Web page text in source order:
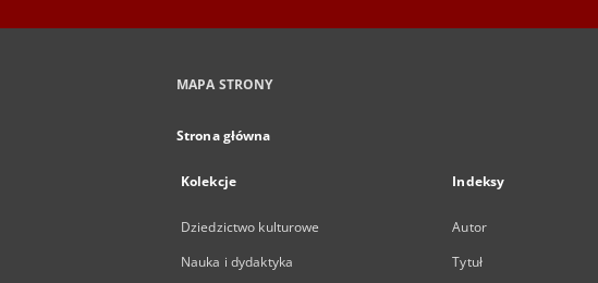
MAPA STRONY
Strona główna
Kolekcje
Dziedzictwo kulturowe
Nauka i dydaktyka
Indeksy
Autor
Tytuł